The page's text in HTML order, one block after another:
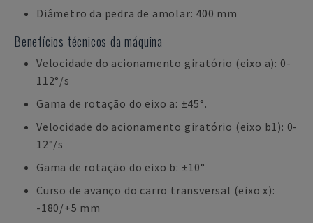
Diâmetro da pedra de amolar: 400 mm
Benefícios técnicos da máquina
Velocidade do acionamento giratório (eixo a): 0-
112°/s
Gama de rotação do eixo a: ±45°.
Velocidade do acionamento giratório (eixo b1): 0-
12°/s
Gama de rotação do eixo b: ±10°
Curso de avanço do carro transversal (eixo x):
-180/+5 mm